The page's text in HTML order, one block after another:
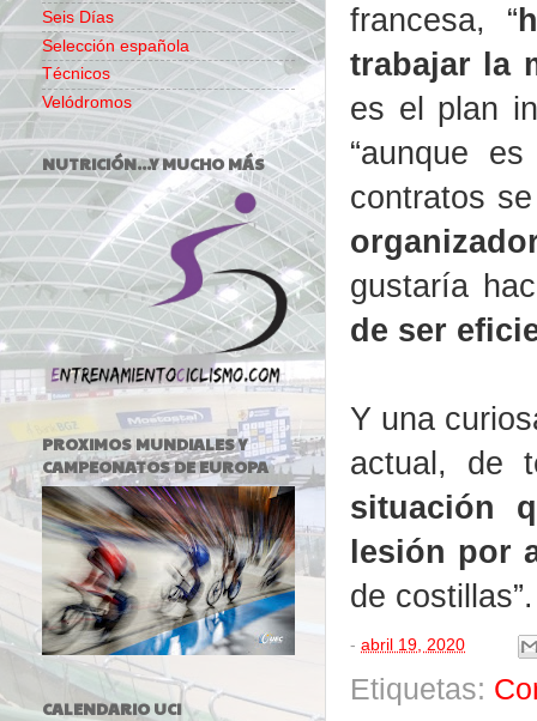
francesa, “
trabajar la
es el plan
“aunque
contratos
gustaría
de ser
Y una
actual, de
situación
lesión por
de costillas”.
- abril 19, 2020
Etiquetas:
Seis Días
Selección española
Técnicos
Velódromos
NUTRICIÓN...Y MUCHO MÁS
PROXIMOS MUNDIALES Y
CAMPEONATOS DE EUROPA
CALENDARIO UCI